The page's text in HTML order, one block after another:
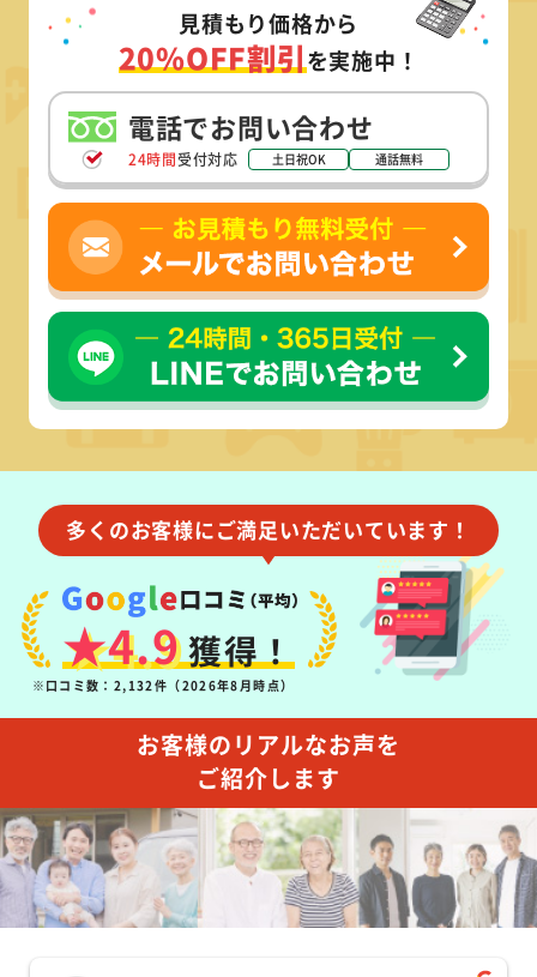
見積もり価格から
20%OFF割引を実施中！
電話でお問い合わせ
24時間受付対応 土日祝OK 通話無料
多くのお客様にご満足いただいています！
★4.9獲得！
※口コミ数：2,132件（2026年8月時点）
お客様のリアルなお声を
ご紹介します